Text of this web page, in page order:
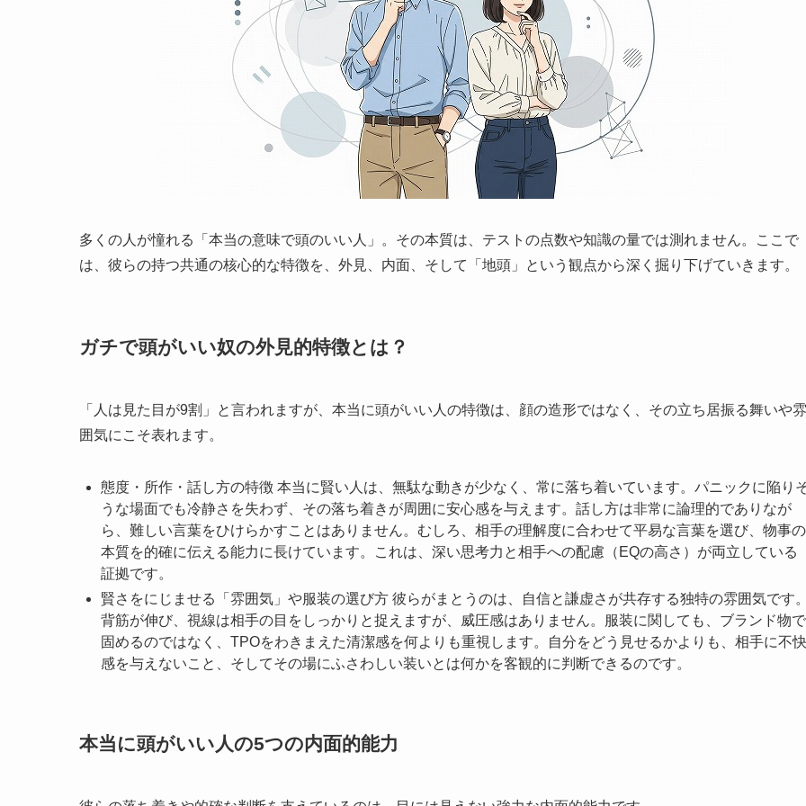
多くの人が憧れる「本当の意味で頭のいい人」。その本質は、テストの点数や知識の量では測れません。ここで
は、彼らの持つ共通の核心的な特徴を、外見、内面、そして「地頭」という観点から深く掘り下げていきます。
ガチで頭がいい奴の外見的特徴とは？
「人は見た目が9割」と言われますが、本当に頭がいい人の特徴は、顔の造形ではなく、その立ち居振る舞いや雰
囲気にこそ表れます。
態度・所作・話し方の特徴 本当に賢い人は、無駄な動きが少なく、常に落ち着いています。パニックに陥り
うな場面でも冷静さを失わず、その落ち着きが周囲に安心感を与えます。話し方は非常に論理的でありなが
ら、難しい言葉をひけらかすことはありません。むしろ、相手の理解度に合わせて平易な言葉を選び、物事の
本質を的確に伝える能力に長けています。これは、深い思考力と相手への配慮（EQの高さ）が両立している
証拠です。
賢さをにじませる「雰囲気」や服装の選び方 彼らがまとうのは、自信と謙虚さが共存する独特の雰囲気です。
背筋が伸び、視線は相手の目をしっかりと捉えますが、威圧感はありません。服装に関しても、ブランド物で
固めるのではなく、TPOをわきまえた清潔感を何よりも重視します。自分をどう見せるかよりも、相手に不快
感を与えないこと、そしてその場にふさわしい装いとは何かを客観的に判断できるのです。
本当に頭がいい人の5つの内面的能力